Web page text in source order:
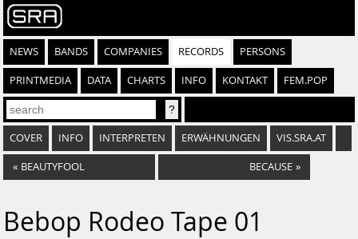
NEWS BANDS COMPANIES RECORDS PERSONS
PRINTMEDIA DATA CHARTS INFO KONTAKT FEM.POP
COVER INFO INTERPRETEN ERWÄHNUNGEN VIS.SRA.AT
« BEAUTYFOOL BECAUSE »
Bebop Rodeo Tape 01